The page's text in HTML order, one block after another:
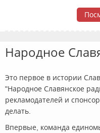
Народное
Это первое в истории
"Народное Славянское
рекламодателей и
делать.
Впервые, команда